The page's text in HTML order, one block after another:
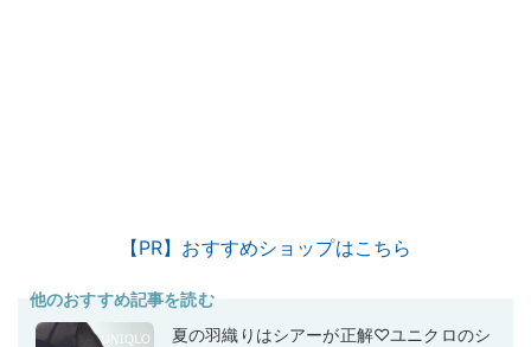
【PR】おすすめショップはこちら
他のおすすめ記事を読む
夏の羽織りはシアーが正解♡ユニクロのシ